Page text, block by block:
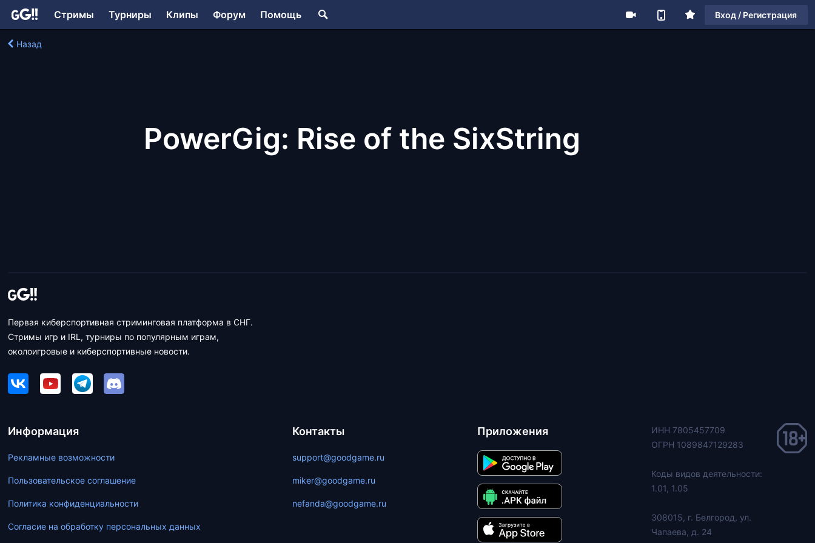
Стримы Турниры Клипы Форум Помощь Вход / Регистрация
Назад
PowerGig: Rise of the SixString
Первая киберспортивная стриминговая платформа в СНГ.
Стримы игр и IRL, турниры по популярным играм,
околоигровые и киберспортивные новости.
Информация
Рекламные возможности
Пользовательское соглашение
Политика конфиденциальности
Согласие на обработку персональных данных
Контакты
support@goodgame.ru
miker@goodgame.ru
nefanda@goodgame.ru
Приложения
ИНН 7805457709
ОГРН 1089847129283
Коды видов деятельности:
1.01, 1.05
308015, г. Белгород, ул.
Чапаева, д. 24